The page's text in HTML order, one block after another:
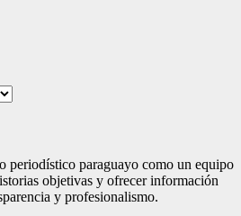
periodístico paraguayo como un equipo
objetivas y ofrecer información
y profesionalismo.